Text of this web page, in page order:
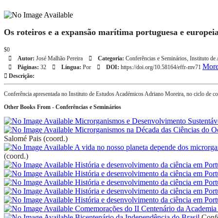
Os roteiros e a expansão marítima portuguesa e
$0
Autor: José Malhão Pereira Categoria: Conferências e Seminários, Instituto de
Páginas: 32 Língua: Por DOI: https://doi.org/10.58164/effr-mv71
Descrição:
Conferência apresentada no Instituto de Estudos Académicos Adriano Moreira, no ciclo de
Other Books From - Conferências e Seminários
Microrganismos e Desenvolvimento
Microrganismos na Década das Ciências do
Salomé Pais (coord.)
A vida no nosso planeta depende dos
(coord.)
História e desenvolvimento da ciência em
História e desenvolvimento da ciência em
História e desenvolvimento da ciência em
História e desenvolvimento da ciência em
História e desenvolvimento da ciência em
Comemorações do II Centenário da